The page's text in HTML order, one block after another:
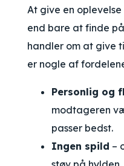
At give en
end bare at finde
handler om at give
er nogle af
Personlig og
modtageren
passer bedst.
Ingen spild –